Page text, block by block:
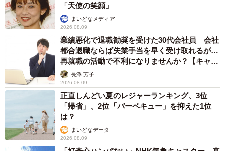
陣痛MAXの時に運び込まれるランチプレート（加鳥アサさん提供）
その後も激しい陣痛に耐えながら、なんとか出産を終えた
加鳥さんは、ぼんやりと「次があるなら、絶対に無痛分娩
「天使の笑顔」
まいどなメディア
2026.08.09
業績悪化で退職勧奨を受けた30代会社員 会社
都合退職ならば失業手当を早く受け取れるが…
再就職の活動で不利になりませんか？【キャリ
アカウンセラーが解説】
長澤 芳子
2026.08.09
正直しんどい夏のレジャーランキング、3位
「帰省」、2位「バーベキュー」を抑えた1位
は？
まいどなデータ
2026.08.09